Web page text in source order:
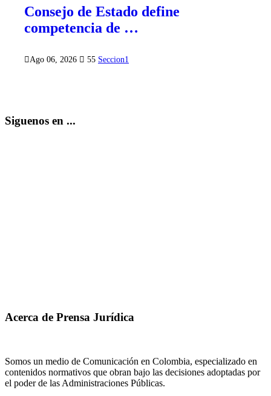
Consejo de Estado define
competencia de …
Ago 06, 2026 55 Seccion1
Siguenos en ...
Acerca de Prensa Jurídica
Somos un medio de Comunicación en Colombia, especializado en
contenidos normativos que obran bajo las decisiones adoptadas por
el poder de las Administraciones Públicas.